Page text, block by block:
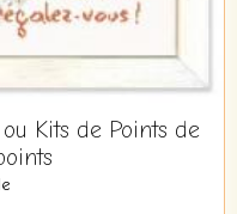
Kits de Points de